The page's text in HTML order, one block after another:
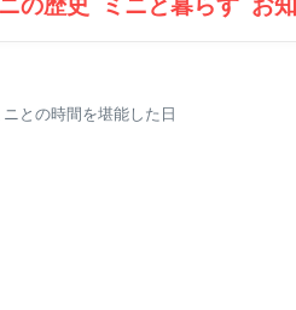
との時間を堪能した日